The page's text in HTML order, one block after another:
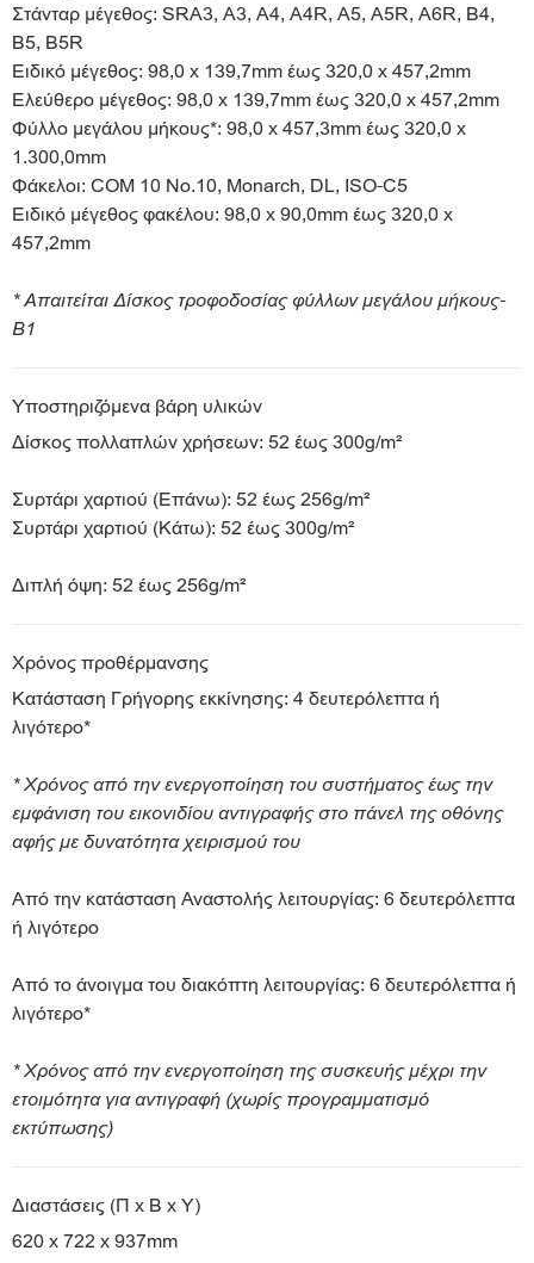
Στάνταρ μέγεθος: SRA3, A3, A4, A4R, A5, A5R, A6R, B4,
B5, B5R
Ειδικό μέγεθος: 98,0 x 139,7mm έως 320,0 x 457,2mm
Ελεύθερο μέγεθος: 98,0 x 139,7mm έως 320,0 x 457,2mm
Φύλλο μεγάλου μήκους*: 98,0 x 457,3mm έως 320,0 x
1.300,0mm
Φάκελοι: COM 10 No.10, Monarch, DL, ISO-C5
Ειδικό μέγεθος φακέλου: 98,0 x 90,0mm έως 320,0 x
457,2mm
* Απαιτείται Δίσκος τροφοδοσίας φύλλων μεγάλου μήκους-
Β1
Υποστηριζόμενα βάρη υλικών
Δίσκος πολλαπλών χρήσεων: 52 έως 300g/m²
Συρτάρι χαρτιού (Επάνω): 52 έως 256g/m²
Συρτάρι χαρτιού (Κάτω): 52 έως 300g/m²
Διπλή όψη: 52 έως 256g/m²
Χρόνος προθέρμανσης
Κατάσταση Γρήγορης εκκίνησης: 4 δευτερόλεπτα ή
λιγότερο*
* Χρόνος από την ενεργοποίηση του συστήματος έως την
εμφάνιση του εικονιδίου αντιγραφής στο πάνελ της οθόνης
αφής με δυνατότητα χειρισμού του
Από την κατάσταση Αναστολής λειτουργίας: 6 δευτερόλεπτα
ή λιγότερο
Από το άνοιγμα του διακόπτη λειτουργίας: 6 δευτερόλεπτα ή
λιγότερο*
* Χρόνος από την ενεργοποίηση της συσκευής μέχρι την
ετοιμότητα για αντιγραφή (χωρίς προγραμματισμό
εκτύπωσης)
Διαστάσεις (Π x Β x Υ)
620 x 722 x 937mm